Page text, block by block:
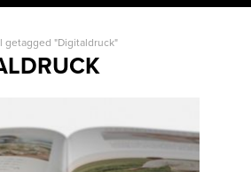
getagged "Digitaldruck"